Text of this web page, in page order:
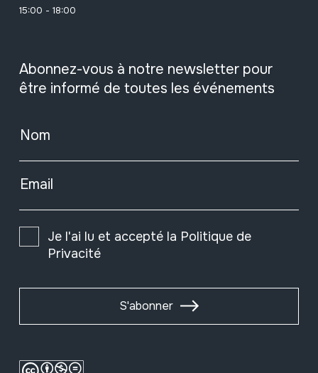
15:00 - 18:00
Abonnez-vous à notre newsletter pour
être informé de toutes les événements
Nom
Email
Je l'ai lu et accepté la Politique de
Privacité
S'abonner